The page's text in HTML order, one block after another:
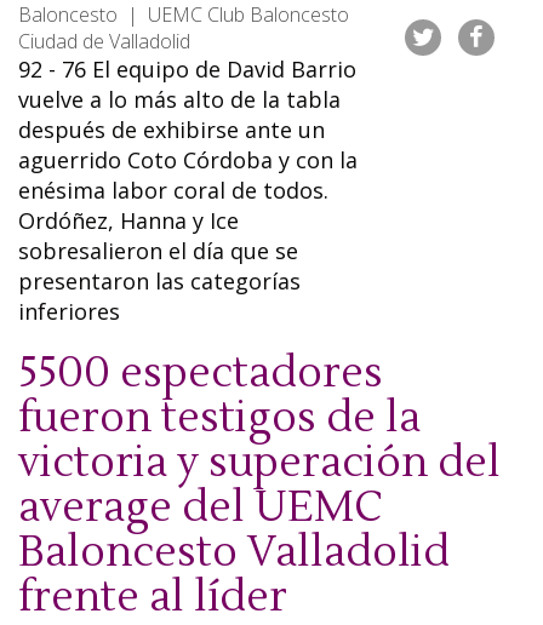
Baloncesto | UEMC Club Baloncesto
Ciudad de Valladolid
92 - 76 El equipo de David Barrio
vuelve a lo más alto de la tabla
después de exhibirse ante un
aguerrido Coto Córdoba y con la
enésima labor coral de todos.
Ordóñez, Hanna y Ice
sobresalieron el día que se
presentaron las categorías
inferiores
5500 espectadores
fueron testigos de la
victoria y superación del
average del UEMC
Baloncesto Valladolid
frente al líder